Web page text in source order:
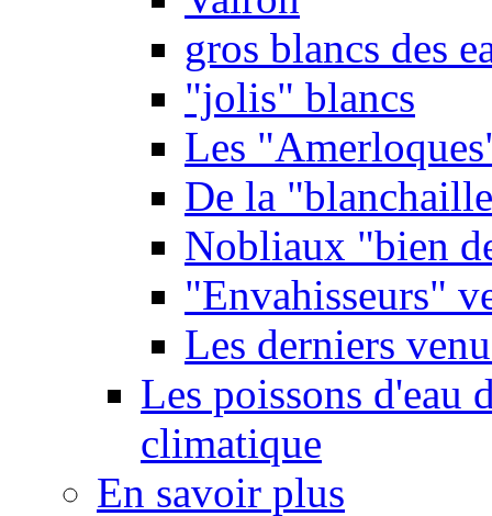
gros blancs des
"jolis" blancs
Les
De la
Nobliaux "bien
"Envahisseurs"
Les derniers
Les poissons d'eau
climatique
En savoir plus